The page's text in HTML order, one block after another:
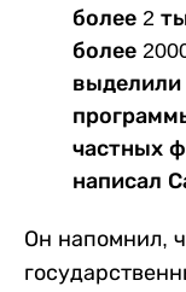
более 2
более
выделили
частных
написал
Он напомнил,